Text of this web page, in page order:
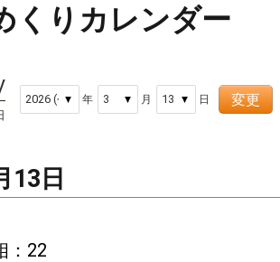
くりカレンダー
年 月 日 変更
13日
：22